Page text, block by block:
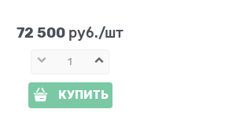
72 500 руб./шт
КУПИТЬ